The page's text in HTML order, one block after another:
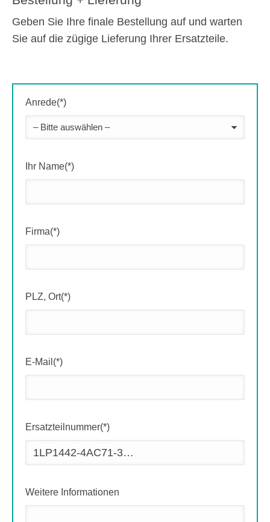
Geben Sie Ihre finale Bestellung auf und warten
Sie auf die zügige Lieferung Ihrer Ersatzteile.
Anrede(*)
Ihr Name(*)
Firma(*)
PLZ, Ort(*)
E-Mail(*)
Ersatzteilnummer(*)
Weitere Informationen